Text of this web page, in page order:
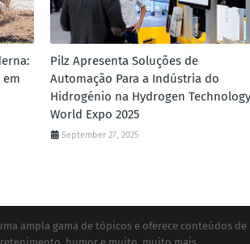
Pilz Apresenta Soluções de
Automação Para a Indústria do
Hidrogénio na Hydrogen Technology
World Expo 2025
September 27, 2025
ampla gama de tópicos e oferece conteúdos de